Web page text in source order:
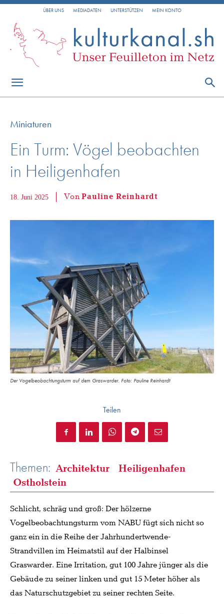
ÜBER UNS MEDIADATEN UNTERSTÜTZEN MEIN KONTO
Miniaturen
Ein Turm: Vögel beobachten
in Heiligenhafen
18. Juni 2025 VonPauline Reinhardt
Der Vogelbeobachtungsturm auf dem Graswarder. Foto: Pauline Reinhardt
Teilen
Themen: Architektur
Heiligenhafen
Ostholstein
Schlicht, schräg und groß: Der hölzerne
Vogelbeobachtungsturm vom NABU fügt sich nicht so
ganz ein in die Reihe der Jahrhundertwende-
Strandvillen im Heimatstil auf der Halbinsel
Graswarder. Eine Irritation, gut 100 Jahre jünger als die
Gebäude zu seiner linken und gut 15 Meter höher als
das Naturschutzgebiet zu seiner rechten Seite.